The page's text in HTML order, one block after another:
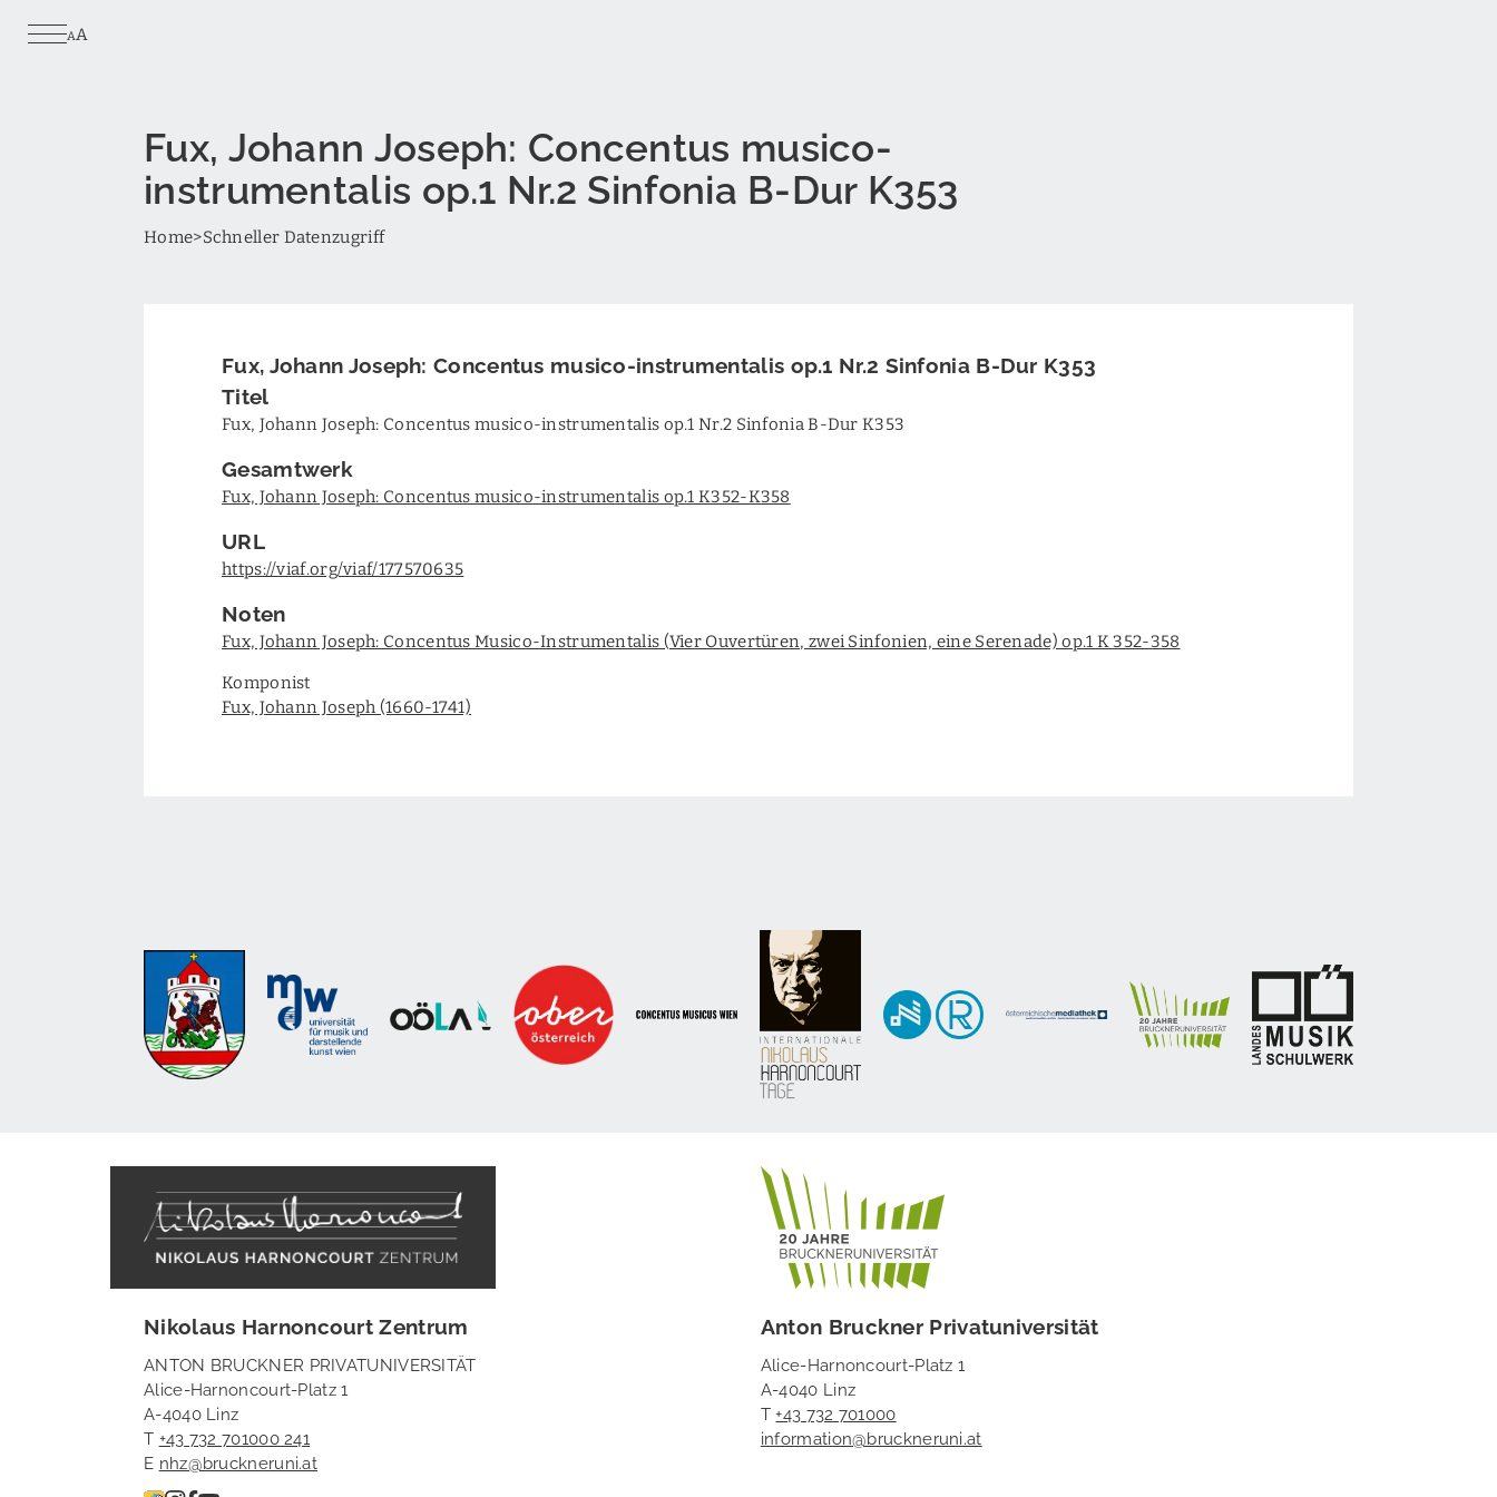
AA
Fux, Johann Joseph: Concentus musico-
instrumentalis op.1 Nr.2 Sinfonia B-Dur K353
Breadcrumb
Home Schneller Datenzugriff
Fux, Johann Joseph: Concentus musico-instrumentalis op.1 Nr.2 Sinfonia B-Dur K353
Titel
Fux, Johann Joseph: Concentus musico-instrumentalis op.1 Nr.2 Sinfonia B-Dur K353
Gesamtwerk
Fux, Johann Joseph: Concentus musico-instrumentalis op.1 K352-K358
URL
https://viaf.org/viaf/177570635
Noten
Fux, Johann Joseph: Concentus Musico-Instrumentalis (Vier Ouvertüren, zwei Sinfonien, eine Serenade) op.1 K 352-358
Komponist
Fux, Johann Joseph (1660-1741)
Nikolaus Harnoncourt Zentrum
ANTON BRUCKNER PRIVATUNIVERSITÄT
Alice-Harnoncourt-Platz 1
A-4040 Linz
T +43 732 701000 241
E nhz@bruckneruni.at
Anton Bruckner Privatuniversität
Alice-Harnoncourt-Platz 1
A-4040 Linz
T+43 732 701000
information@bruckneruni.at